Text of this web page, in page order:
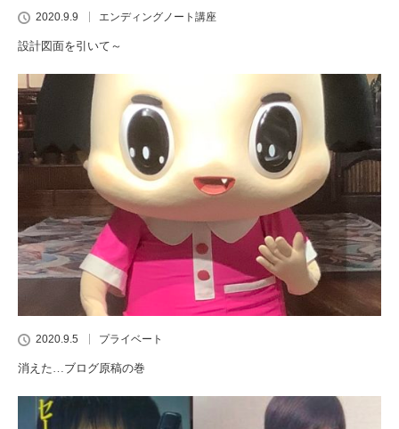
2020.9.9 エンディングノート講座
設計図面を引いて～
2020.9.5 プライベート
消えた…ブログ原稿の巻